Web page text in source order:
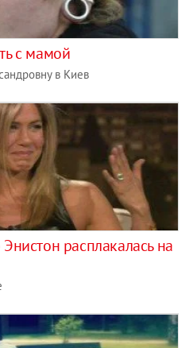
с мамой
в Киев
расплакалась на